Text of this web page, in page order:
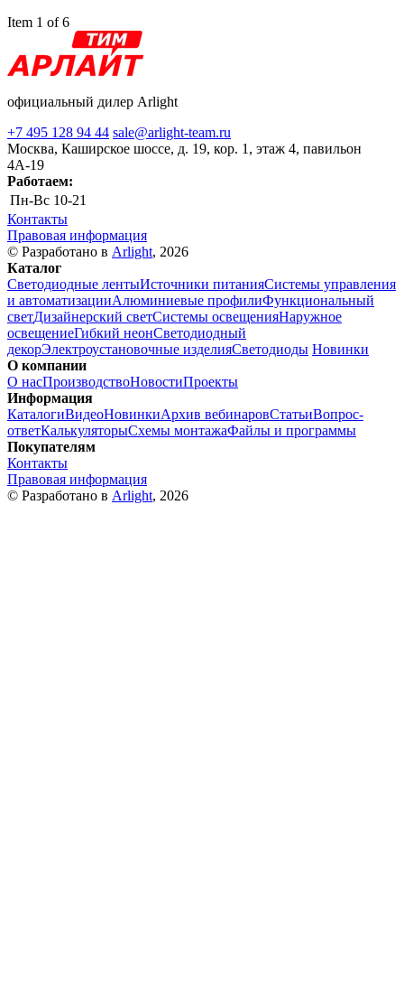
Item 1 of 6
официальный дилер Arlight
+7 495 128 94 44 sale@arlight-team.ru
Москва, Каширское шоссе, д. 19, кор. 1, этаж 4, павильон
4А-19
Работаем:
Пн-Вс 10-21
Контакты
Правовая информация
© Разработано в Arlight, 2026
Каталог
Светодиодные лентыИсточники питанияСистемы управления
и автоматизацииАлюминиевые профилиФункциональный
светДизайнерский светСистемы освещенияНаружное
освещениеГибкий неонСветодиодный
декорЭлектроустановочные изделияСветодиоды Новинки
О компании
О насПроизводствоНовостиПроекты
Информация
КаталогиВидеоНовинкиАрхив вебинаровСтатьиВопрос-
ответКалькуляторыСхемы монтажаФайлы и программы
Покупателям
Контакты
Правовая информация
© Разработано в Arlight, 2026